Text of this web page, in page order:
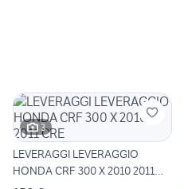
3
LEVERAGGI LEVERAGGIO
HONDA CRF 300 X 2010 2011